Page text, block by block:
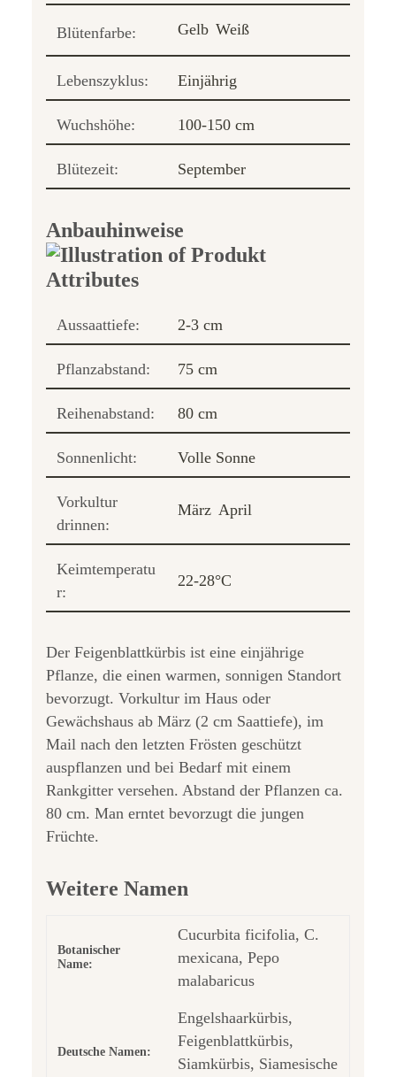
Blütenfarbe: Gelb Weiß
Lebenszyklus: Einjährig
Wuchshöhe: 100-150 cm
Blütezeit: September
Anbauhinweise
Aussaattiefe: 2-3 cm
Pflanzabstand: 75 cm
Reihenabstand: 80 cm
Sonnenlicht: Volle Sonne
Vorkultur
drinnen:
März April
Keimtemperatu
r:
22-28°C
Der Feigenblattkürbis ist eine einjährige
Pflanze, die einen warmen, sonnigen Standort
bevorzugt. Vorkultur im Haus oder
Gewächshaus ab März (2 cm Saattiefe), im
Mail nach den letzten Frösten geschützt
auspflanzen und bei Bedarf mit einem
Rankgitter versehen. Abstand der Pflanzen ca.
80 cm. Man erntet bevorzugt die jungen
Früchte.
Weitere Namen
Botanischer
Name:
Cucurbita ficifolia, C.
mexicana, Pepo
malabaricus
Deutsche Namen:
Engelshaarkürbis,
Feigenblattkürbis,
Siamkürbis, Siamesische